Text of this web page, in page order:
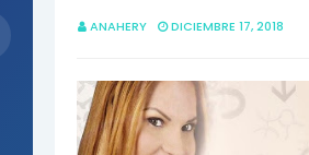
ANAHERY DICIEMBRE 17, 2018